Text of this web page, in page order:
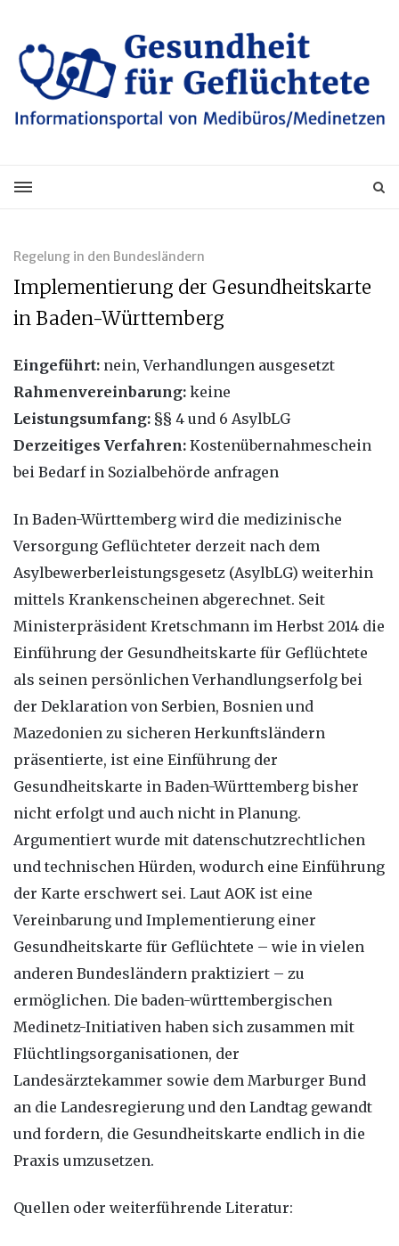
Regelung in den Bundesländern
Implementierung der Gesundheitskarte
in Baden-Württemberg
Eingeführt: nein, Verhandlungen ausgesetzt
Rahmenvereinbarung: keine
Leistungsumfang: §§ 4 und 6 AsylbLG
Derzeitiges Verfahren: Kostenübernahmeschein
bei Bedarf in Sozialbehörde anfragen
In Baden-Württemberg wird die medizinische
Versorgung Geflüchteter derzeit nach dem
Asylbewerberleistungsgesetz (AsylbLG) weiterhin
mittels Krankenscheinen abgerechnet. Seit
Ministerpräsident Kretschmann im Herbst 2014 die
Einführung der Gesundheitskarte für Geflüchtete
als seinen persönlichen Verhandlungserfolg bei
der Deklaration von Serbien, Bosnien und
Mazedonien zu sicheren Herkunftsländern
präsentierte, ist eine Einführung der
Gesundheitskarte in Baden-Württemberg bisher
nicht erfolgt und auch nicht in Planung.
Argumentiert wurde mit datenschutzrechtlichen
und technischen Hürden, wodurch eine Einführung
der Karte erschwert sei. Laut AOK ist eine
Vereinbarung und Implementierung einer
Gesundheitskarte für Geflüchtete – wie in vielen
anderen Bundesländern praktiziert – zu
ermöglichen. Die baden-württembergischen
Medinetz-Initiativen haben sich zusammen mit
Flüchtlingsorganisationen, der
Landesärztekammer sowie dem Marburger Bund
an die Landesregierung und den Landtag gewandt
und fordern, die Gesundheitskarte endlich in die
Praxis umzusetzen.
Quellen oder weiterführende Literatur: